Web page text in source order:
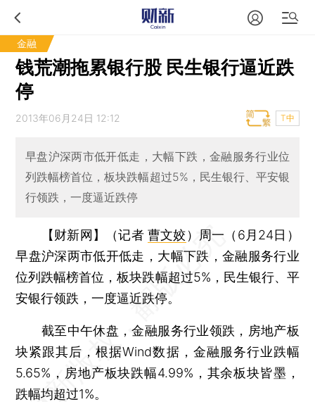
金融
钱荒潮拖累银行股 民生银行逼近跌
停
2013年06月24日 12:12 T中
早盘沪深两市低开低走，大幅下跌，金融服务行业位
列跌幅榜首位，板块跌幅超过5%，民生银行、平安银
行领跌，一度逼近跌停
【财新网】（记者曹文姣） 周一（6月24日）
早盘沪深两市低开低走，大幅下跌，金融服务行业
位列跌幅榜首位，板块跌幅超过5%，民生银行、平
安银行领跌，一度逼近跌停。
截至中午休盘，金融服务行业领跌，房地产板
块紧跟其后，根据Wind数据，金融服务行业跌幅
5.65%，房地产板块跌幅4.99%，其余板块皆墨，
跌幅均超过1%。